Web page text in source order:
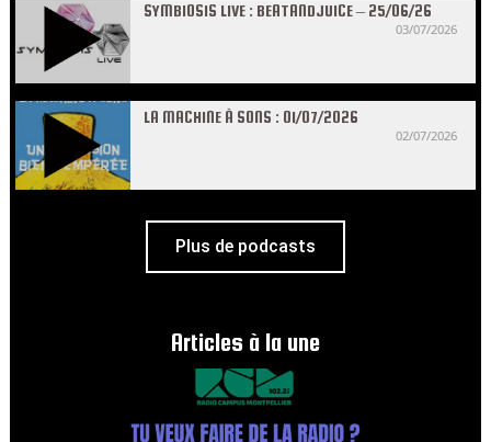
SYMBIOSIS LIVE : BEATANDJUICE – 25/06/26
03/07/2026
LA MACHINE À SONS : 01/07/2026
02/07/2026
Plus de podcasts
Articles à la une